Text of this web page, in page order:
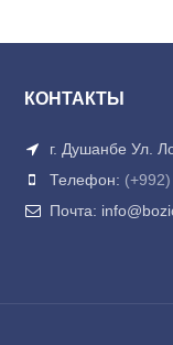
КОНТАКТЫ
г. Душанбе Ул.
Телефон:
Почта: